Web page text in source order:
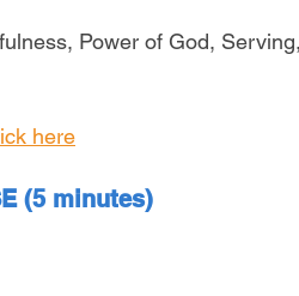
Power of God,
here
(5 minutes)